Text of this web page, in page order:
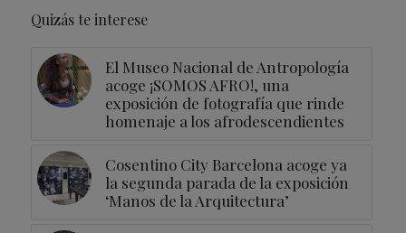
Quizás te interese
El Museo Nacional de Antropología
acoge ¡SOMOS AFRO!, una
exposición de fotografía que rinde
homenaje a los afrodescendientes
Cosentino City Barcelona acoge ya
la segunda parada de la exposición
‘Manos de la Arquitectura’